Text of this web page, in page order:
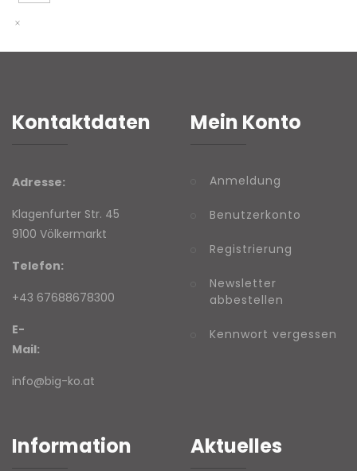
Kontaktdaten
Adresse:
Klagenfurter Str. 45
9100 Völkermarkt
Telefon:
+43 67688678300
E-
Mail:
info@big-ko.at
Mein Konto
Anmeldung
Benutzerkonto
Registrierung
Newsletter
abbestellen
Kennwort vergessen
Information Aktuelles